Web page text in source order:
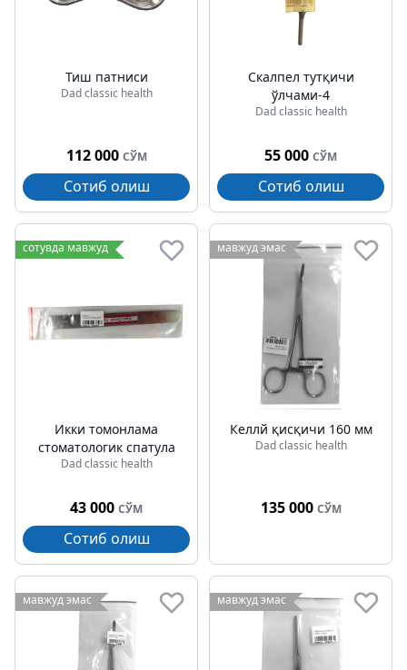
Тиш патниси
Dad classic health
112 000 СЎМ
Сотиб олиш
Скалпел тутқичи
ўлчами-4
Dad classic health
55 000 СЎМ
Сотиб олиш
сотувда мавжуд
Икки томонлама
стоматологик спатула
Dad classic health
43 000 СЎМ
Сотиб олиш
мавжуд эмас
Келлй қисқичи 160 мм
Dad classic health
135 000 СЎМ
мавжуд эмас мавжуд эмас